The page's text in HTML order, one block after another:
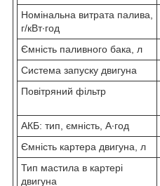
Номінальна витрата палива,
г/кВт∙год
Ємність паливного бака, л
Система запуску двигуна
Повітряний фільтр
АКБ: тип, ємність, А∙год
Ємність картера двигуна, л
Тип мастила в картері
двигуна